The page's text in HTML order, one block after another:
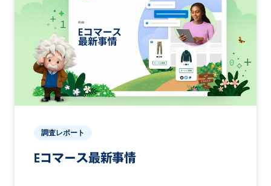
調査レポート
Eコマース最新事情